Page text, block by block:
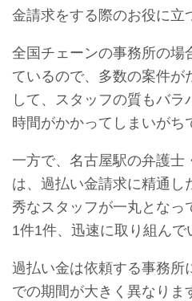
金請求をする際のお役に立
全国チェーンの事務所の場
ているので、多数の案件が
して、スタッフの質もバ
時間がかかってしまいがち
一方で、名古屋駅の弁護士
は、過払い金請求に精通し
秀なスタッフが一丸となっ
1件1件、迅速に取り組んで
過払い金は依頼する事務所
での期間が大きく異なりま